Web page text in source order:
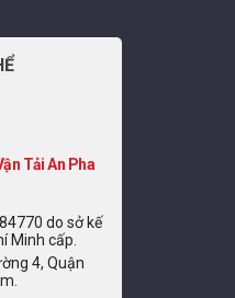
Tải An Pha
do sở kế
Minh cấp.
4, Quận